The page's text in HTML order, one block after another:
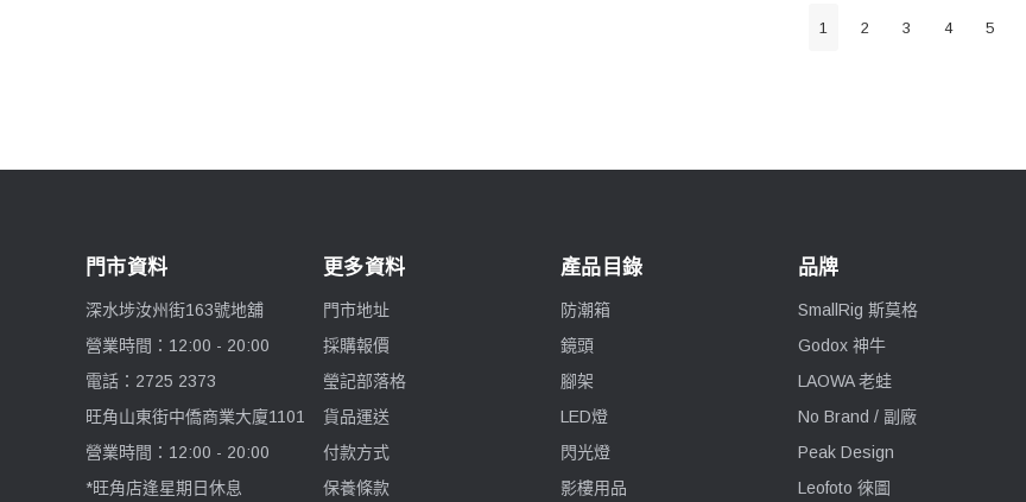
1 2 3 4 5
門市資料
深水埗汝州街163號地舖
營業時間：12:00 - 20:00
電話：2725 2373
旺角山東街中僑商業大廈1101
營業時間：12:00 - 20:00
*旺角店逢星期日休息
更多資料
門市地址
採購報價
瑩記部落格
貨品運送
付款方式
保養條款
產品目錄
防潮箱
鏡頭
腳架
LED燈
閃光燈
影樓用品
品牌
SmallRig 斯莫格
Godox 神牛
LAOWA 老蛙
No Brand / 副廠
Peak Design
Leofoto 徠圖